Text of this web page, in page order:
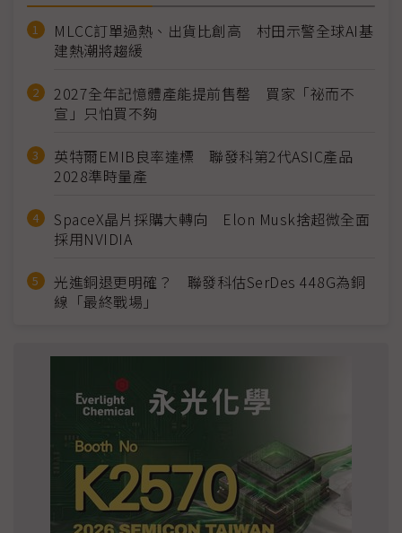
MLCC訂單過熱、出貨比創高 村田示警全球AI基
建熱潮將趨緩
2027全年記憶體產能提前售罄 買家「祕而不
宣」只怕買不夠
英特爾EMIB良率達標 聯發科第2代ASIC產品
2028準時量產
SpaceX晶片採購大轉向 Elon Musk捨超微全面
採用NVIDIA
光進銅退更明確？ 聯發科估SerDes 448G為銅
線「最終戰場」